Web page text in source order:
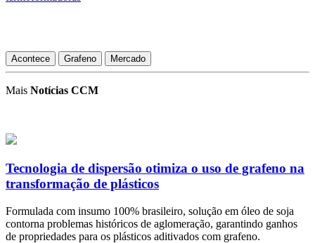
Acontece Grafeno Mercado
Mais Notícias CCM
Tecnologia de dispersão otimiza o uso de grafeno na
transformação de plásticos
Formulada com insumo 100% brasileiro, solução em óleo de soja
contorna problemas históricos de aglomeração, garantindo ganhos
de propriedades para os plásticos aditivados com grafeno.